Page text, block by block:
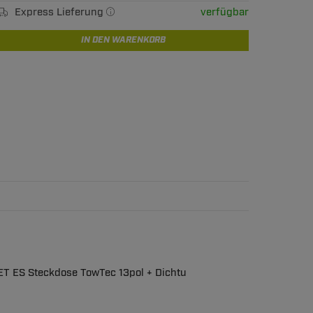
Express Lieferung verfügbar
IN DEN WARENKORB
ES Steckdose TowTec 13pol + Dichtu